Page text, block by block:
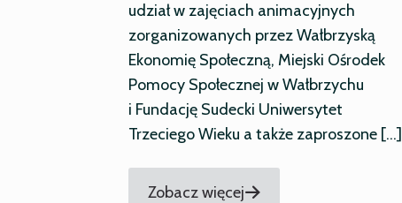
udział w zajęciach animacyjnych
zorganizowanych przez Wałbrzyską
Ekonomię Społeczną, Miejski Ośrodek
Pomocy Społecznej w Wałbrzychu
i Fundację Sudecki Uniwersytet
Trzeciego Wieku a także zaproszone […]
Zobacz więcej